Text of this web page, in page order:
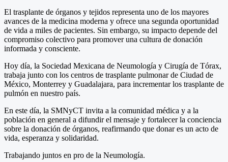
El trasplante de órganos y tejidos representa uno de los mayores
avances de la medicina moderna y ofrece una segunda oportunidad
de vida a miles de pacientes. Sin embargo, su impacto depende del
compromiso colectivo para promover una cultura de donación
informada y consciente.
Hoy día, la Sociedad Mexicana de Neumología y Cirugía de Tórax,
trabaja junto con los centros de trasplante pulmonar de Ciudad de
México, Monterrey y Guadalajara, para incrementar los trasplante de
pulmón en nuestro país.
En este día, la SMNyCT invita a la comunidad médica y a la
población en general a difundir el mensaje y fortalecer la conciencia
sobre la donación de órganos, reafirmando que donar es un acto de
vida, esperanza y solidaridad.
Trabajando juntos en pro de la Neumología.